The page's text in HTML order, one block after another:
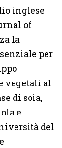
inglese
of
la
per
vegetali al
di soia,
e
del